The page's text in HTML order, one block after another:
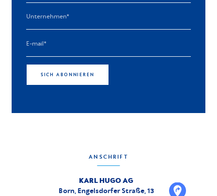
SICH ABONNIEREN
ANSCHRIFT
KARL HUGO AG
Born, Engelsdorfer Straße, 13